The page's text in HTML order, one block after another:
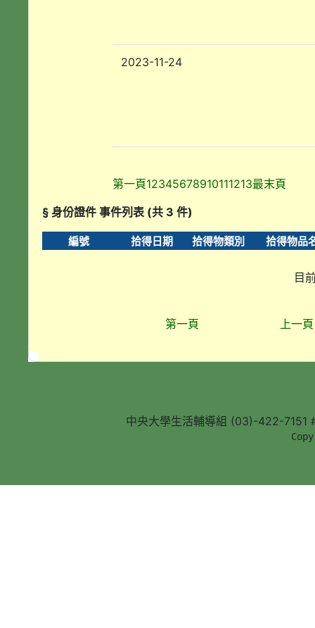
2023-11-24
第一頁12345678910111213最末頁
§ 身份證件 事件列表 (共 3 件)
編號 拾得日期 拾得物類別 拾得物品
目
第一頁 上一頁
中央大學生活輔導組 (03)-422-7151